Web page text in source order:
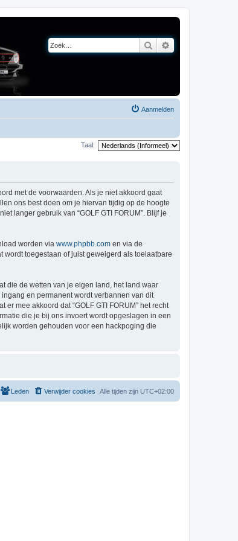
Zoek
Aanmelden
Taal:
met de voorwaarden. Als je niet akkoord gaat
ons best doen om je hiervan tijdig op de hoogte
langer gebruik van “GOLF GTI FORUM”. Blijf je
worden via www.phpbb.com en via de
wordt toegestaan of juist geweigerd als toelaatbare
die de wetten van je eigen land, het land waar
en permanent wordt verbannen van dit
mee akkoord dat “GOLF GTI FORUM” het recht
die je bij ons invoert wordt opgeslagen in een
worden gehouden voor een hackpoging die
Alle tijden zijn UTC+02:00
Verwijder cookies
Leden